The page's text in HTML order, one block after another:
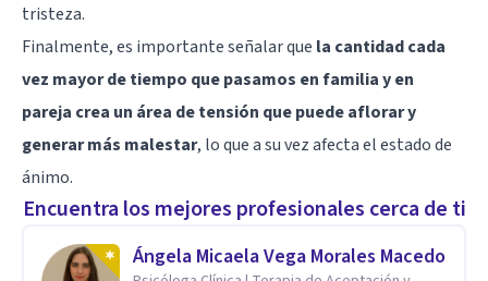
tristeza.
Finalmente, es importante señalar que la cantidad cada
vez mayor de tiempo que pasamos en familia y en
pareja crea un área de tensión que puede aflorar y
generar más malestar, lo que a su vez afecta el estado de
ánimo.
Encuentra los mejores profesionales cerca de ti
Ángela Micaela Vega Morales Macedo